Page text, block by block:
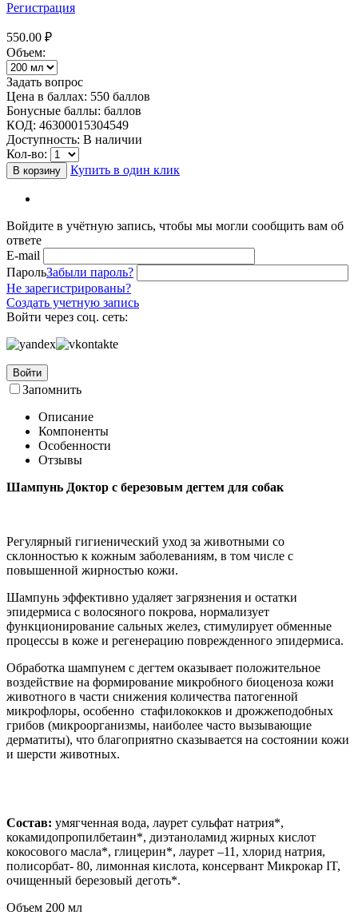
Регистрация
550.00 ₽
Объем:
Задать вопрос
Цена в баллах: 550 баллов
Бонусные баллы: баллов
КОД: 46300015304549
Доступность: В наличии
Кол-во:
В корзину Купить в один клик
Войдите в учётную запись, чтобы мы могли сообщить вам об
ответе
E-mail
ПарольЗабыли пароль?
Не зарегистрированы?
Создать учетную запись
Войти через соц. сеть:
Войти
Запомнить
Описание
Компоненты
Особенности
Отзывы
Шампунь Доктор с березовым дегтем для собак
Регулярный гигиенический уход за животными со
склонностью к кожным заболеваниям, в том числе с
повышенной жирностью кожи.
Шампунь эффективно удаляет загрязнения и остатки
эпидермиса с волосяного покрова, нормализует
функционирование сальных желез, стимулирует обменные
процессы в коже и регенерацию поврежденного эпидермиса.
Обработка шампунем с дегтем оказывает положительное
воздействие на формирование микробного биоценоза кожи
животного в части снижения количества патогенной
микрофлоры, особенно стафилококков и дрожжеподобных
грибов (микроорганизмы, наиболее часто вызывающие
дерматиты), что благоприятно сказывается на состоянии кожи
и шерсти животных.
Состав: умягченная вода, лаурет сульфат натрия*,
кокамидопропилбетаин*, диэтаноламид жирных кислот
кокосового масла*, глицерин*, лаурет –11, хлорид натрия,
полисорбат- 80, лимонная кислота, консервант Микрокар IT,
очищенный березовый деготь*.
Объем 200 мл